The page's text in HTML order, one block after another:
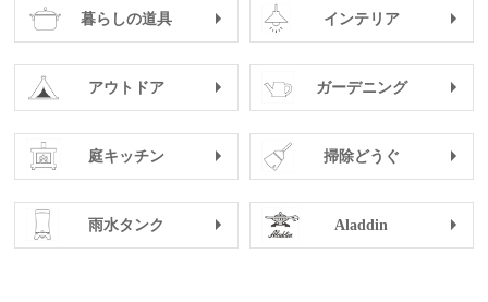
暮らしの道具 インテリア
アウトドア ガーデニング
庭キッチン 掃除どうぐ
雨水タンク Aladdin